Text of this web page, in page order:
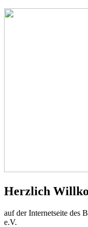
Herzlich
auf der Internetseite des
e.V.